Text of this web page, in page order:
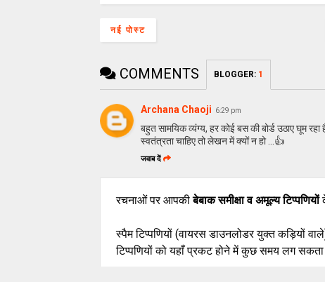
नई पोस्ट
COMMENTS BLOGGER: 1
Archana Chaoji 6:29 pm
बहुत सामयिक व्यंग्य, हर कोई बस की बोर्ड उठाए घूम
स्वतंत्रता चाहिए तो लेखन में क्यों न हो ...👍
जवाब दें
रचनाओं पर आपकीबेबाक समीक्षा व अमूल्य टिप्पणियों
स्पैम टिप्पणियों (वायरस डाउनलोडर युक्त कड़ियों
टिप्पणियों को यहाँ प्रकट होने में कुछ समय लग सकता